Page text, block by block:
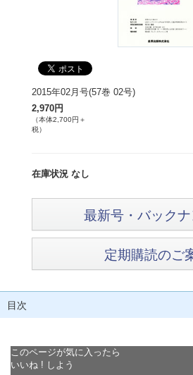
2015年02月号(57巻 02号)
2,970円
（本体2,700円＋
税）
在庫状況 なし
最新号・バック
定期購読のご
目次
このページが気に入ったら
いいね ! しよう